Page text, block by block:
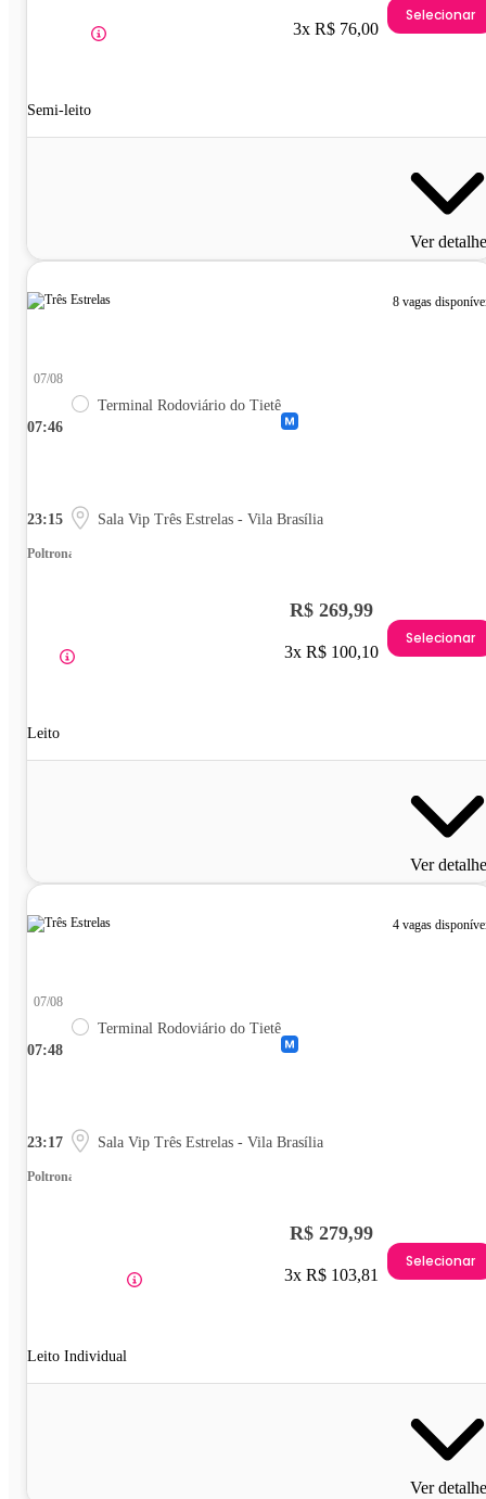
Semi-leito
3x R$ 76,00
Selecionar
Ver
8 vagas
07:46
07/08
Terminal Rodoviário do Tietê
23:15 Sala Vip Três Estrelas - Vila Brasília
Poltrona
Leito
R$ 269,99
3x R$ 100,10
Selecionar
Ver
4 vagas
07:48
07/08
Terminal Rodoviário do Tietê
23:17 Sala Vip Três Estrelas - Vila Brasília
Poltrona
Leito Individual
R$ 279,99
3x R$ 103,81
Selecionar
Ver